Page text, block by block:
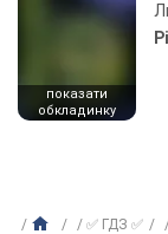
показати
обкладинку
✅ ГДЗ ✅